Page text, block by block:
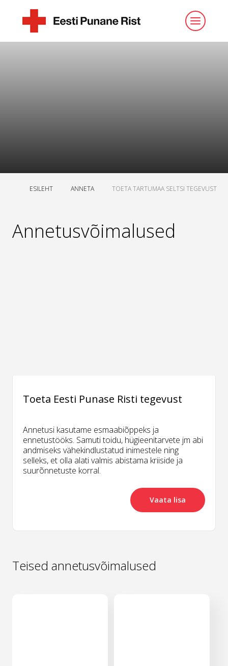
ESILEHT ANNETA TOETA TARTUMAA SELTSI TEGEVUST
Annetusvõimalused
Toeta Eesti Punase Risti tegevust
Annetusi kasutame esmaabiõppeks ja
ennetustööks. Samuti toidu, hügieenitarvete jm abi
andmiseks vähekindlustatud inimestele ning
selleks, et olla alati valmis abistama kriiside ja
suurõnnetuste korral.
Vaata lisa
Teised annetusvõimalused